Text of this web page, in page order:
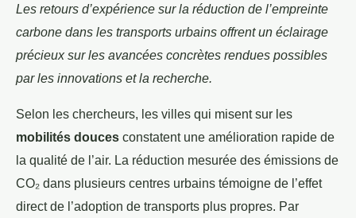
Les retours d’expérience sur la réduction de l’empreinte
carbone dans les transports urbains offrent un éclairage
précieux sur les avancées concrètes rendues possibles
par les innovations et la recherche.
Selon les chercheurs, les villes qui misent sur les
mobilités douces constatent une amélioration rapide de
la qualité de l’air. La réduction mesurée des émissions de
CO₂ dans plusieurs centres urbains témoigne de l’effet
direct de l’adoption de transports plus propres. Par